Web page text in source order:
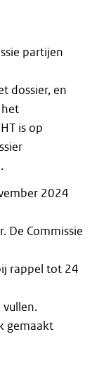
partijen
dossier, en
is op
2024
De Commissie
rappel tot 24
vullen.
gemaakt